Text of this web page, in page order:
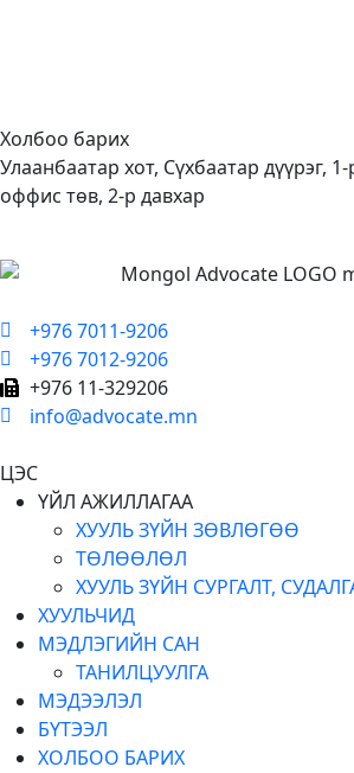
Холбоо барих
Улаанбаатар хот, Сүхбаатар дүүрэг,
оффис төв, 2-р давхар
+976 7011-9206
+976 7012-9206
+976 11-329206
info@advocate.mn
ЦЭС
ҮЙЛ АЖИЛЛАГАА
ХУУЛЬ ЗҮЙН ЗӨВЛӨГӨӨ
ТӨЛӨӨЛӨЛ
ХУУЛЬ ЗҮЙН СУРГАЛТ,
ХУУЛЬЧИД
МЭДЛЭГИЙН САН
ТАНИЛЦУУЛГА
МЭДЭЭЛЭЛ
БҮТЭЭЛ
ХОЛБОО БАРИХ